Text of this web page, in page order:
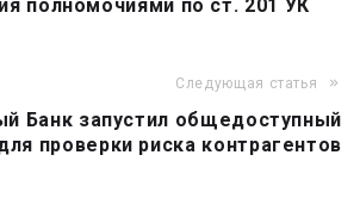
полномочиями по ст. 201 УК
Следующая статья
Банк запустил общедоступный
проверки риска контрагентов